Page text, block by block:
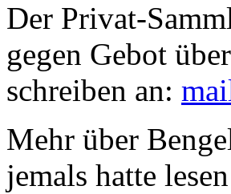
Der Privat-
gegen Gebot
schreiben an:
Mehr über
jemals hatte lesen